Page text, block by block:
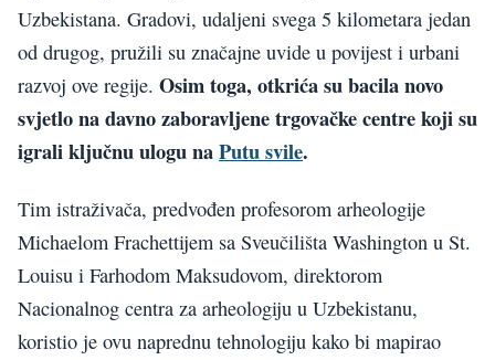
Uzbekistana. Gradovi, udaljeni svega 5 kilometara jedan
od drugog, pružili su značajne uvide u povijest i urbani
razvoj ove regije. Osim toga, otkrića su bacila novo
svjetlo na davno zaboravljene trgovačke centre koji su
igrali ključnu ulogu naPutu svile.
Tim istraživača, predvođen profesorom arheologije
Michaelom Frachettijem sa Sveučilišta Washington u St.
Louisu i Farhodom Maksudovom, direktorom
Nacionalnog centra za arheologiju u Uzbekistanu,
koristio je ovu naprednu tehnologiju kako bi mapirao